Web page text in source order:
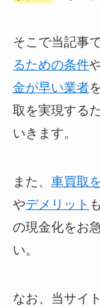
そこで当記事で
るための条件
金が早い業者
取を実現する
いきます。
また、 車買取
やデメリット
の現金化をお
い。
なお、当サイ